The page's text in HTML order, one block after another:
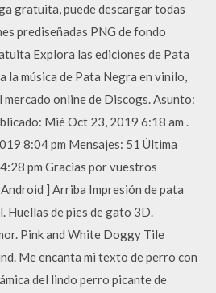
gratuita, puede descargar todas
prediseñadas PNG de fondo
Explora las ediciones de Pata
la música de Pata Negra en vinilo,
online de Discogs. Asunto:
Mié Oct 23, 2019 6:18 am .
8:04 pm Mensajes: 51 Última
pm Gracias por vuestros
] Arriba Impresión de pata
Huellas de pies de gato 3D.
Pink and White Doggy Tile
Me encanta mi texto de perro con
del lindo perro picante de